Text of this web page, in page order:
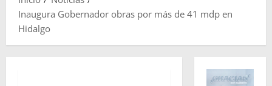
Inaugura Gobernador obras por más de 41 mdp en
Hidalgo